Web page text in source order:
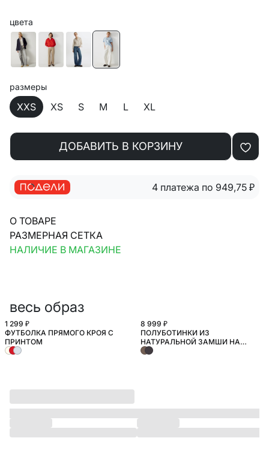
цвета
размеры
XXS XS S M L XL
ДОБАВИТЬ В КОРЗИНУ
4 платежа по 949,75 ₽
О ТОВАРЕ
РАЗМЕРНАЯ СЕТКА
НАЛИЧИЕ В МАГАЗИНЕ
весь образ
1 299 ₽
ФУТБОЛКА ПРЯМОГО КРОЯ С
ПРИНТОМ
8 999 ₽
ПОЛУБОТИНКИ ИЗ
НАТУРАЛЬНОЙ ЗАМШИ НА
ШНУРОВКЕ